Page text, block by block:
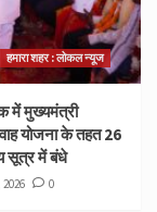
हमारा शहर : लोकल न्यूज
में मुख्यमंत्री
योजना के तहत 26
सूत्र में बंधे
0